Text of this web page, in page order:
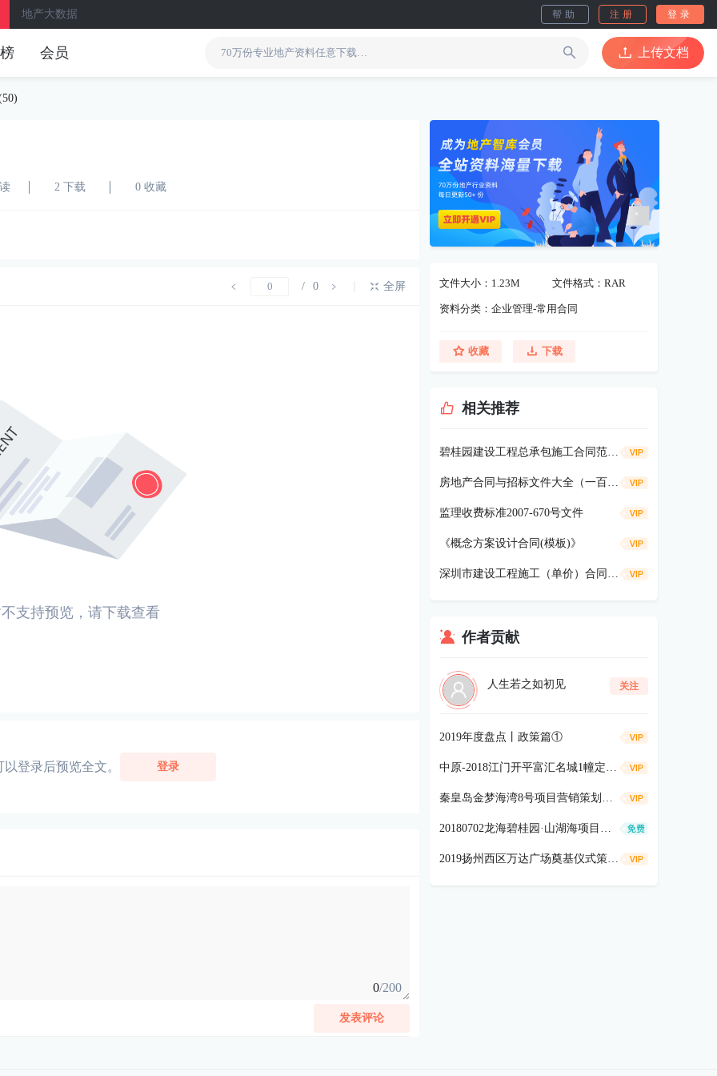
地产大数据 帮助 注册 登录
会员 上传文档
2 下载 0 收藏
/ 0 全屏
支持预览，请下载查看
登录后预览全文。 登录
0/200
发表评论
文件大小：1.23M 文件格式：RAR
资料分类：企业管理-常用合同
收藏 下载
相关推荐
碧桂园建设工程总承包施工合同范本（2012版）228p
房地产合同与招标文件大全（一百多个文件，可修改的，超实用）
监理收费标准2007-670号文件
《概念方案设计合同(模板)》
深圳市建设工程施工（单价）合同—2006版
作者贡献
人生若之如初见 关注
2019年度盘点丨政策篇①
中原-2018江门开平富汇名城1幢定价方案
秦皇岛金梦海湾8号项目营销策划方案
20180702龙海碧桂园·山湖海项目价值梳理及营销工作铺排
2019扬州西区万达广场奠基仪式策划方案